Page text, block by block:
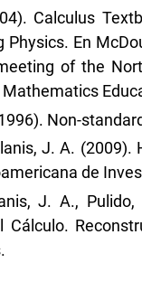
Calculus
Physics. En
of the
Non-
J. A.
de
J. A.,
Cálculo.